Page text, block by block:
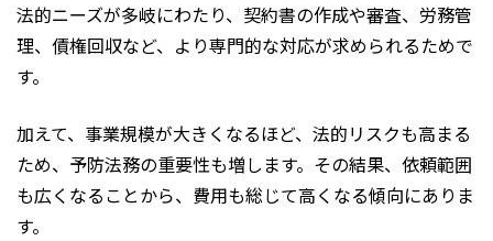
法的ニーズが多岐にわたり、契約書の作成や審査、労務管
理、債権回収など、より専門的な対応が求められるためで
す。
加えて、事業規模が大きくなるほど、法的リスクも高まる
ため、予防法務の重要性も増します。その結果、依頼範囲
も広くなることから、費用も総じて高くなる傾向にありま
す。